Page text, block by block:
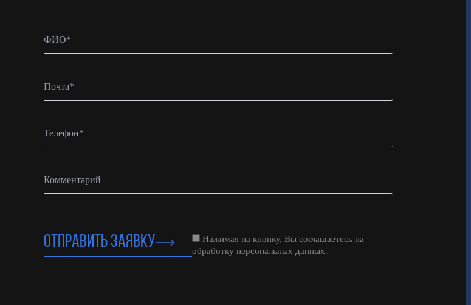
ОТПРАВИТЬ ЗАЯВКУ
Нажимая на кнопку, Вы соглашаетесь на
обработку персональных данных.